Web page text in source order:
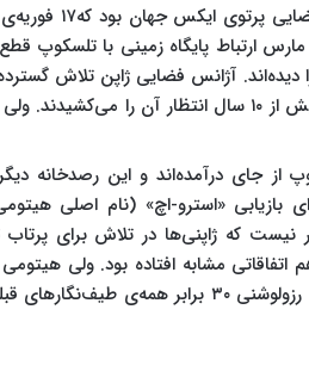
هیتومی پیشرفته‌ترین
شد. همه چیز خوب پیش می‌رفت تا اینکه در ۲۶ مارس ارتباط پایگاه
آژانس فضایی ژاپن تلاش
تلسکوپ شروع کرد. تلسکوپی که ستاره‌شناسان بیش از ۱۰ سال
از جای درآمده‌اند و این رصدخانه
بازیابی «استرو-اچ» (نام اصلی
نیست که ژاپنی‌ها در تلاش برای
ناکام می‌مانند. در سال‌های ۲۰۰۰ و ۲۰۰۵ هم اتفاقاتی مشابه
و مجهز به یک طیف‌نگار پرتوی ایکس نرم بود که